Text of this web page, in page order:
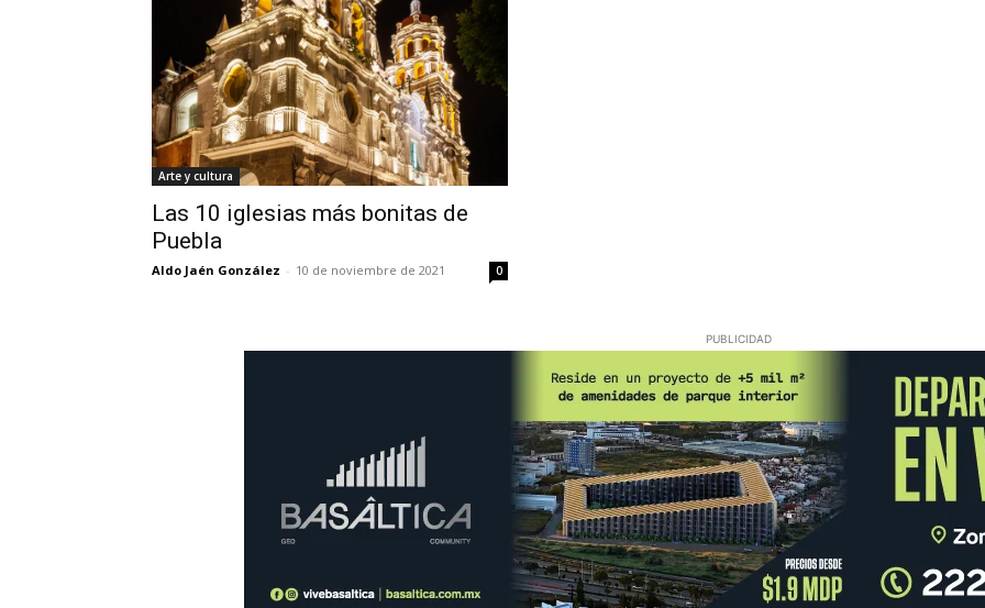
Arte y cultura
Las 10 iglesias más bonitas de
Puebla
Aldo Jaén González - 10 de noviembre de 2021 0
PUBLICIDAD